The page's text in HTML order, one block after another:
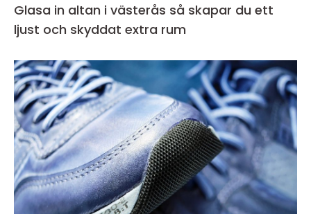
Glasa in altan i västerås så skapar du ett
ljust och skyddat extra rum